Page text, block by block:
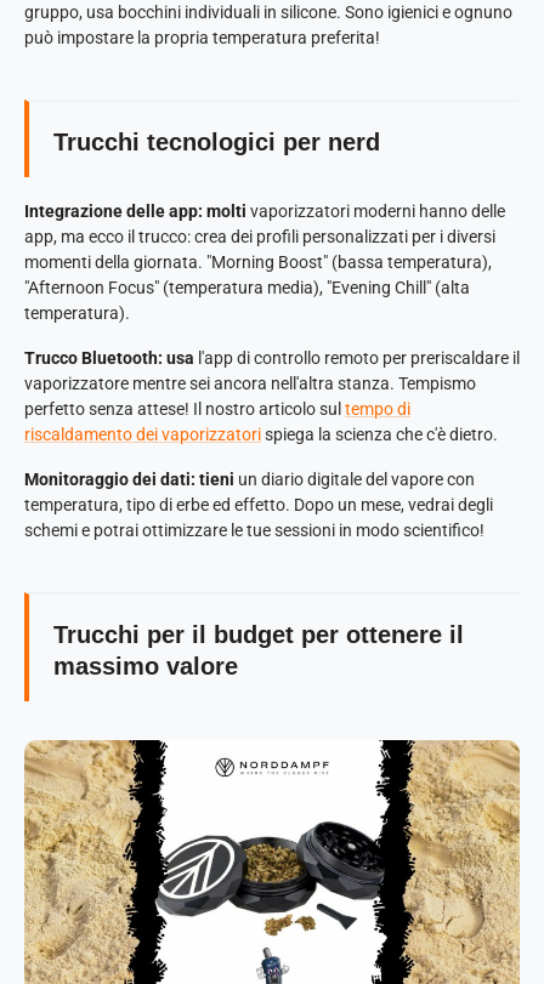
gruppo, usa bocchini individuali in silicone. Sono igienici e ognuno
può impostare la propria temperatura preferita!
Trucchi tecnologici per nerd
Integrazione delle app: molti vaporizzatori moderni hanno delle
app, ma ecco il trucco: crea dei profili personalizzati per i diversi
momenti della giornata. "Morning Boost" (bassa temperatura),
"Afternoon Focus" (temperatura media), "Evening Chill" (alta
temperatura).
Trucco Bluetooth: usa l'app di controllo remoto per preriscaldare il
vaporizzatore mentre sei ancora nell'altra stanza. Tempismo
perfetto senza attese! Il nostro articolo sul tempo di
riscaldamento dei vaporizzatorispiega la scienza che c'è dietro.
Monitoraggio dei dati: tieni un diario digitale del vapore con
temperatura, tipo di erbe ed effetto. Dopo un mese, vedrai degli
schemi e potrai ottimizzare le tue sessioni in modo scientifico!
Trucchi per il budget per ottenere il
massimo valore